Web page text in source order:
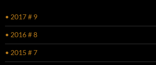
• 2017 # 9
• 2016 # 8
• 2015 # 7